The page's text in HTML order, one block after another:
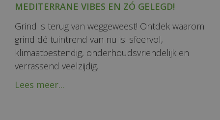
MEDITERRANE VIBES EN ZÓ GELEGD!
Grind is terug van weggeweest! Ontdek waarom
grind dé tuintrend van nu is: sfeervol,
klimaatbestendig, onderhoudsvriendelijk en
verrassend veelzijdig.
Lees meer...